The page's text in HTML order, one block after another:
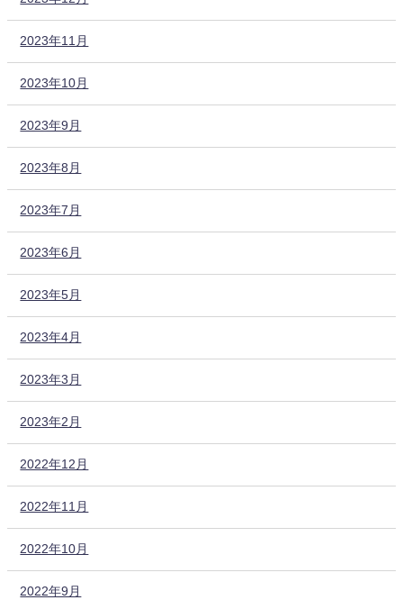
2023年11月
2023年10月
2023年9月
2023年8月
2023年7月
2023年6月
2023年5月
2023年4月
2023年3月
2023年2月
2022年12月
2022年11月
2022年10月
2022年9月